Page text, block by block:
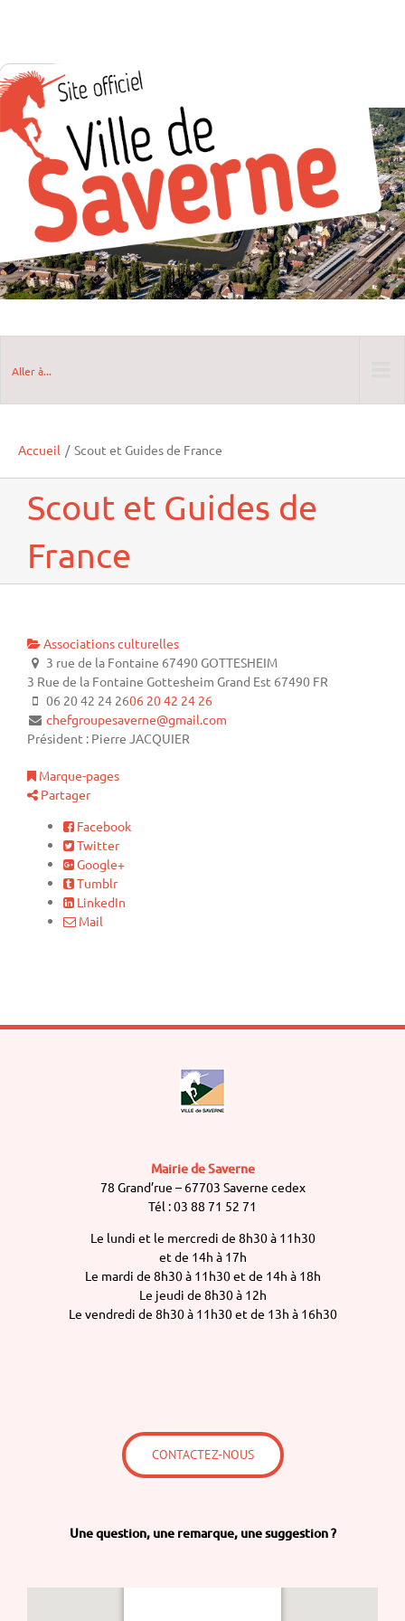
Aller à...
Accueil / Scout et Guides de France
Scout et Guides de
France
Associations culturelles
3 rue de la Fontaine 67490 GOTTESHEIM
3 Rue de la Fontaine Gottesheim Grand Est 67490 FR
06 20 42 24 2606 20 42 24 26
chefgroupesaverne@gmail.com
Président : Pierre JACQUIER
Marque-pages
Partager
Facebook
Twitter
Google+
Tumblr
LinkedIn
Mail
Mairie de Saverne
78 Grand’rue – 67703 Saverne cedex
Tél : 03 88 71 52 71
Le lundi et le mercredi de 8h30 à 11h30
et de 14h à 17h
Le mardi de 8h30 à 11h30 et de 14h à 18h
Le jeudi de 8h30 à 12h
Le vendredi de 8h30 à 11h30 et de 13h à 16h30
CONTACTEZ-NOUS
Une question, une remarque, une suggestion ?